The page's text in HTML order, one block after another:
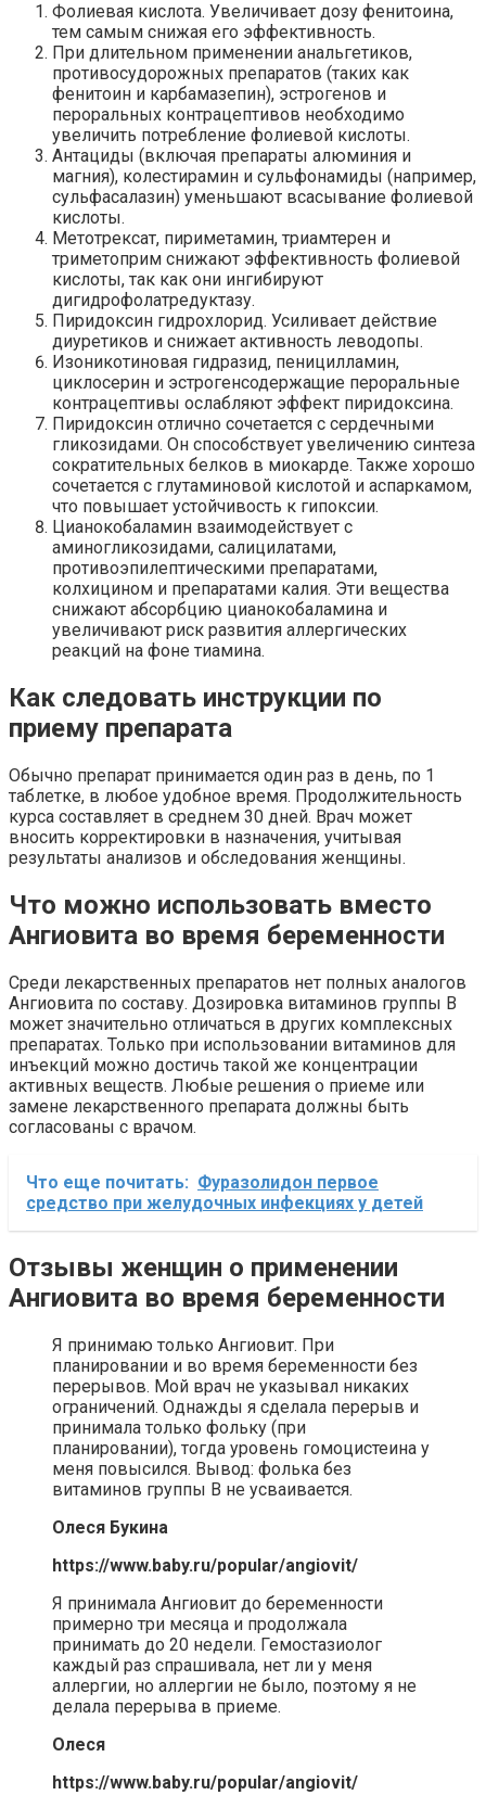
Фолиевая кислота. Увеличивает дозу фенитоина,
тем самым снижая его эффективность.
При длительном применении анальгетиков,
противосудорожных препаратов (таких как
фенитоин и карбамазепин), эстрогенов и
пероральных контрацептивов необходимо
увеличить потребление фолиевой кислоты.
Антациды (включая препараты алюминия и
магния), колестирамин и сульфонамиды (например,
сульфасалазин) уменьшают всасывание фолиевой
кислоты.
Метотрексат, пириметамин, триамтерен и
триметоприм снижают эффективность фолиевой
кислоты, так как они ингибируют
дигидрофолатредуктазу.
Пиридоксин гидрохлорид. Усиливает действие
диуретиков и снижает активность леводопы.
Изоникотиновая гидразид, пеницилламин,
циклосерин и эстрогенсодержащие пероральные
контрацептивы ослабляют эффект пиридоксина.
Пиридоксин отлично сочетается с сердечными
гликозидами. Он способствует увеличению синтеза
сократительных белков в миокарде. Также хорошо
сочетается с глутаминовой кислотой и аспаркамом,
что повышает устойчивость к гипоксии.
Цианокобаламин взаимодействует с
аминогликозидами, салицилатами,
противоэпилептическими препаратами,
колхицином и препаратами калия. Эти вещества
снижают абсорбцию цианокобаламина и
увеличивают риск развития аллергических
реакций на фоне тиамина.
Как следовать инструкции по
приему препарата
Обычно препарат принимается один раз в день, по 1
таблетке, в любое удобное время. Продолжительность
курса составляет в среднем 30 дней. Врач может
вносить корректировки в назначения, учитывая
результаты анализов и обследования женщины.
Что можно использовать вместо
Ангиовита во время беременности
Среди лекарственных препаратов нет полных аналогов
Ангиовита по составу. Дозировка витаминов группы В
может значительно отличаться в других комплексных
препаратах. Только при использовании витаминов для
инъекций можно достичь такой же концентрации
активных веществ. Любые решения о приеме или
замене лекарственного препарата должны быть
согласованы с врачом.
Что еще почитать: Фуразолидон первое
средство при желудочных инфекциях у детей
Отзывы женщин о применении
Ангиовита во время беременности
Я принимаю только Ангиовит. При
планировании и во время беременности без
перерывов. Мой врач не указывал никаких
ограничений. Однажды я сделала перерыв и
принимала только фольку (при
планировании), тогда уровень гомоцистеина у
меня повысился. Вывод: фолька без
витаминов группы В не усваивается.
Олеся Букина
https://www.baby.ru/popular/angiovit/
Я принимала Ангиовит до беременности
примерно три месяца и продолжала
принимать до 20 недели. Гемостазиолог
каждый раз спрашивала, нет ли у меня
аллергии, но аллергии не было, поэтому я не
делала перерыва в приеме.
Олеся
https://www.baby.ru/popular/angiovit/